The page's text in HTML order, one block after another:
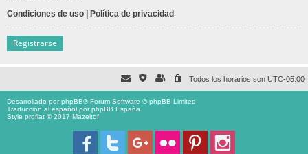
Condiciones de uso | Política de privacidad
Registrarse
Todos los horarios son UTC-05:00
Desarrollado porphpBB® Forum Software © phpBB Limited
Traducción al español porphpBB España
Style proflat © 2017 Mazeltof